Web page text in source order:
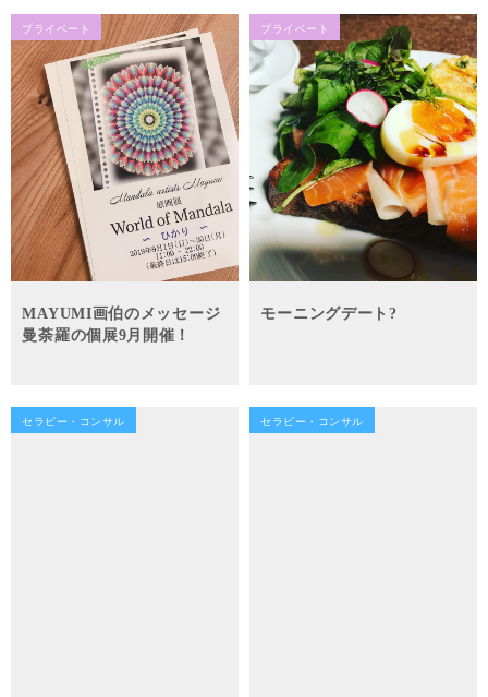
プライベート
MAYUMI画伯のメッセージ
曼荼羅の個展9月開催！
プライベート
モーニングデート?
セラピー・コンサル セラピー・コンサル